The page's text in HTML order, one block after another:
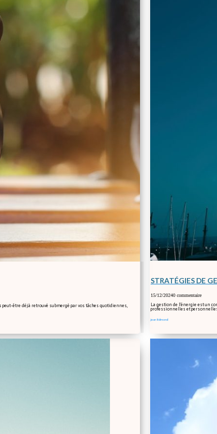
être déjà retrouvé submergé par vos tâches quotidiennes,
STRATÉGIES DE
15/12/20240 commentaire
La gestion de l'énergie est un
professionnelles et
Jean Edmond